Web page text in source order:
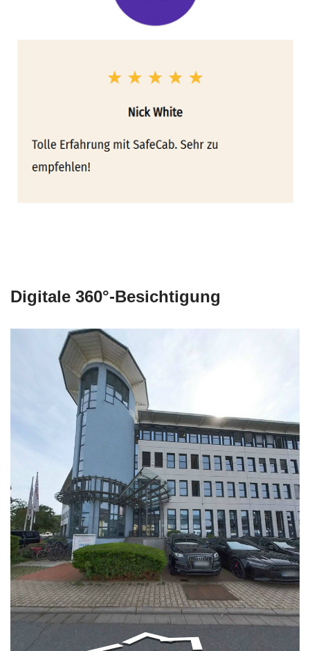
Digitale 360°-Besichtigung